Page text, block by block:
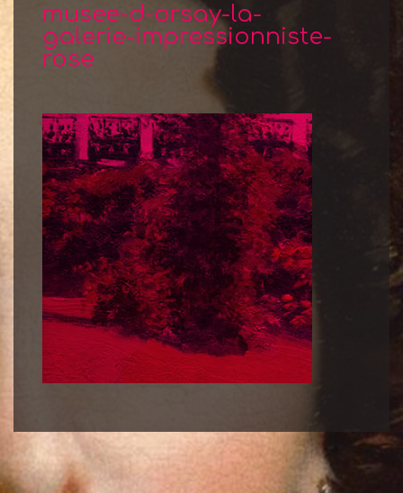
musee-d-orsay-la-
galerie-impressionniste-
rose